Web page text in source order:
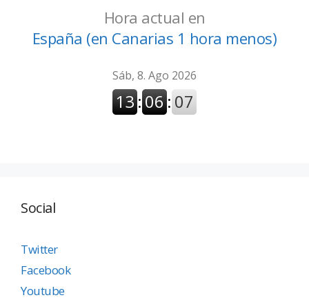
Hora actual en
España (en Canarias 1 hora menos)
Social
Twitter
Facebook
Youtube